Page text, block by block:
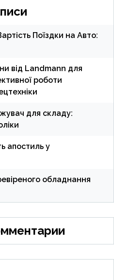
Поїздки на Авто:
від Landmann для
роботи
для складу:
апостиль у
обладнання